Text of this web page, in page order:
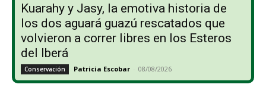
Kuarahy y Jasy, la emotiva historia de
los dos aguará guazú rescatados que
volvieron a correr libres en los Esteros
del Iberá
Conservación Patricia Escobar - 08/08/2026